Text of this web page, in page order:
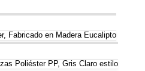
Fabricado en Madera Eucalipto
Poliéster PP, Gris Claro estilo